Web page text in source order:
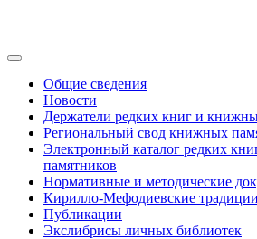
Общие сведения
Новости
Держатели редких книг и
Региональный свод книжных
Электронный каталог редких
памятников
Нормативные и методические
Кирилло-Мефодиевские
Публикации
Экслибрисы личных библиотек